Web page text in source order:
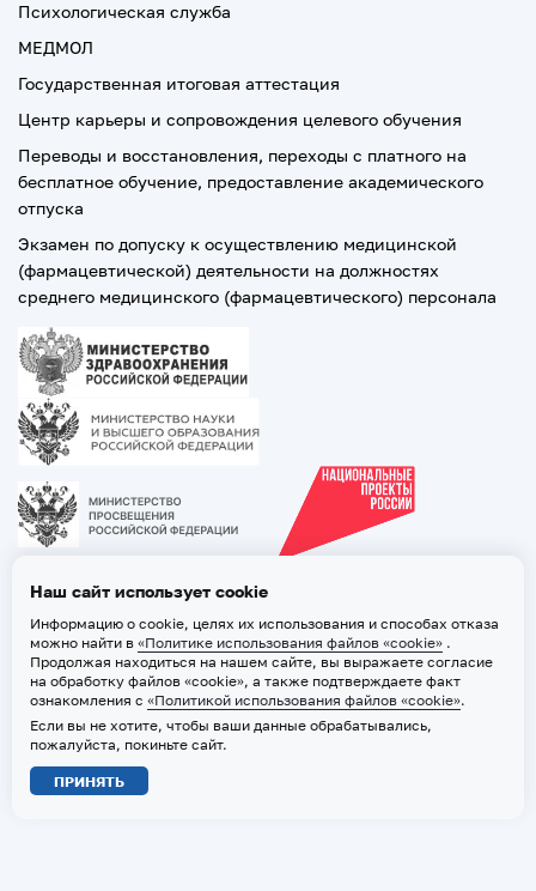
Психологическая служба
МЕДМОЛ
Государственная итоговая аттестация
Центр карьеры и сопровождения целевого обучения
Переводы и восстановления, переходы с платного на
бесплатное обучение, предоставление академического
отпуска
Экзамен по допуску к осуществлению медицинской
(фармацевтической) деятельности на должностях
среднего медицинского (фармацевтического) персонала
2026 © ТВГМУ. Все права защищены
Политика обработки персональных данных
Политика использования файлов «cookie»
Наш сайт использует cookie
Информацию о cookie, целях их использования и способах отказа
можно найти в «Политике использования файлов «cookie» .
Продолжая находиться на нашем сайте, вы выражаете согласие
на обработку файлов «cookie», а также подтверждаете факт
ознакомления с «Политикой использования файлов «cookie».
Если вы не хотите, чтобы ваши данные обрабатывались,
пожалуйста, покиньте сайт.
ПРИНЯТЬ